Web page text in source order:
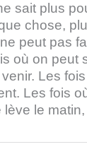
sait plus
chose,
peut pas
où on peut
Les
Les fois
le